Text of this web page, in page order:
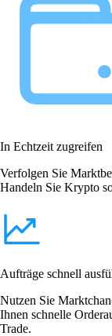
In Echtzeit zugreifen
Verfolgen Sie
Handeln Sie Krypto
Aufträge schnell
Nutzen Sie
Ihnen schnelle
Trade.